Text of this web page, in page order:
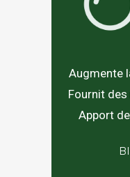
Augmente
Fournit des
Apport